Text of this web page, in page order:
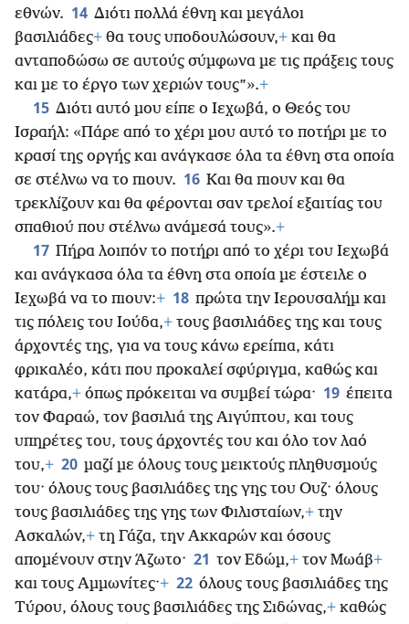
εθνών. 14 Διότι πολλά έθνη και μεγάλοι
βασιλιάδες+ θα τους υποδουλώσουν,+ και θα
ανταποδώσω σε αυτούς σύμφωνα με τις πράξεις τους
και με το έργο των χεριών τους”».+
15 Διότι αυτό μου είπε ο Ιεχωβά, ο Θεός του
Ισραήλ: «Πάρε από το χέρι μου αυτό το ποτήρι με το
κρασί της οργής και ανάγκασε όλα τα έθνη στα οποία
σε στέλνω να το πιουν. 16 Και θα πιουν και θα
τρεκλίζουν και θα φέρονται σαν τρελοί εξαιτίας του
σπαθιού που στέλνω ανάμεσά τους».+
17 Πήρα λοιπόν το ποτήρι από το χέρι του Ιεχωβά
και ανάγκασα όλα τα έθνη στα οποία με έστειλε ο
Ιεχωβά να το πιουν:+ 18 πρώτα την Ιερουσαλήμ και
τις πόλεις του Ιούδα,+ τους βασιλιάδες της και τους
άρχοντές της, για να τους κάνω ερείπια, κάτι
φρικαλέο, κάτι που προκαλεί σφύριγμα, καθώς και
κατάρα,+ όπως πρόκειται να συμβεί τώρα· 19 έπειτα
τον Φαραώ, τον βασιλιά της Αιγύπτου, και τους
υπηρέτες του, τους άρχοντές του και όλο τον λαό
του,+ 20 μαζί με όλους τους μεικτούς πληθυσμούς
του· όλους τους βασιλιάδες της γης του Ουζ· όλους
τους βασιλιάδες της γης των Φιλισταίων,+ την
Ασκαλών,+ τη Γάζα, την Ακκαρών και όσους
απομένουν στην Άζωτο· 21 τον Εδώμ,+ τον Μωάβ+
και τους Αμμωνίτες·+ 22 όλους τους βασιλιάδες της
Τύρου, όλους τους βασιλιάδες της Σιδώνας,+ καθώς